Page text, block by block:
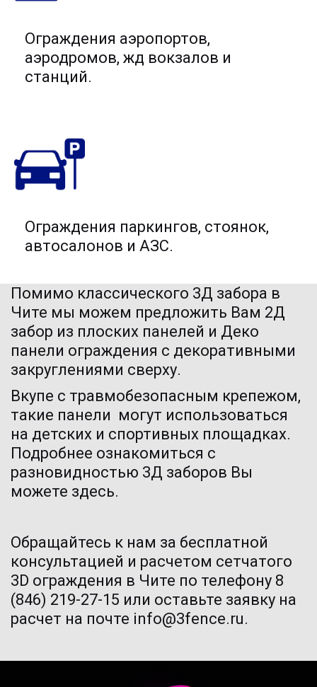
Ограждения аэропортов,
аэродромов, жд вокзалов и
станций.
Ограждения паркингов, стоянок,
автосалонов и АЗС.
Помимо классического 3Д забора в
Чите мы можем предложить Вам 2Д
забор из плоских панелей и Деко
панели ограждения с декоративными
закруглениями сверху.
Вкупе с травмобезопасным крепежом,
такие панели  могут использоваться
на детских и спортивных площадках.
Подробнее ознакомиться с
разновидностью 3Д заборов Вы
можете здесь.
Обращайтесь к нам за бесплатной
консультацией и расчетом сетчатого
3D ограждения в Чите по телефону 8
(846) 219-27-15 или оставьте заявку на
расчет на почте info@3fence.ru.